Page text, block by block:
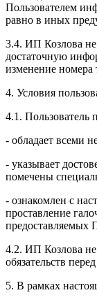
Пользователем
равно в иных
3.4. ИП Козлова не
достаточную
изменение номера
4. Условия
4.1. Пользователь
- обладает всеми
- указывает
помечены
- ознакомлен с
проставление
предоставляемых
4.2. ИП Козлова не
обязательств
5. В рамках